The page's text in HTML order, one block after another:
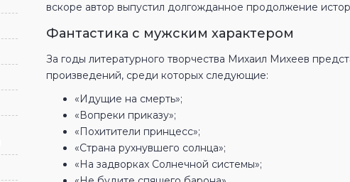
вскоре автор выпустил долгожданное продолжение
Фантастика с мужским характером
За годы литературного творчества Михаил Михеев
произведений, среди которых следующие:
«Идущие на смерть»;
«Вопреки приказу»;
«Похитители принцесс»;
«Страна рухнувшего солнца»;
«На задворках Солнечной системы»;